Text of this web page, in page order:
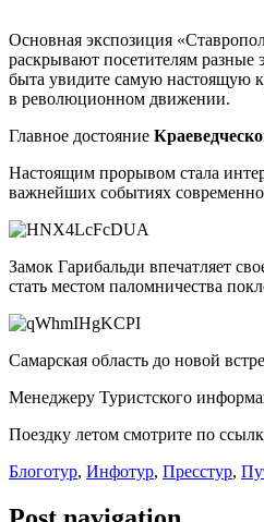
Основная экспозиция
раскрывают посетителям разные
быта увидите самую настоящую
в революционном движении.
Главное достояние
Настоящим прорывом стала
важнейших событиях
Замок Гарибальди впечатляет
стать местом паломничества
Самарская область до новой
Менеджеру Туристского
Поездку летом смотрите по
Блоготур, Инфотур, Пресстур,